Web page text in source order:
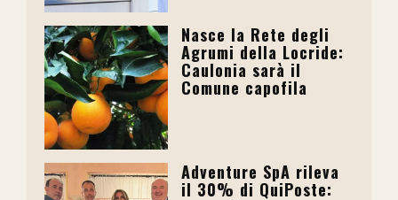
Nasce la Rete degli
Agrumi della Locride:
Caulonia sarà il
Comune capofila
Adventure SpA rileva
il 30% di QuiPoste: